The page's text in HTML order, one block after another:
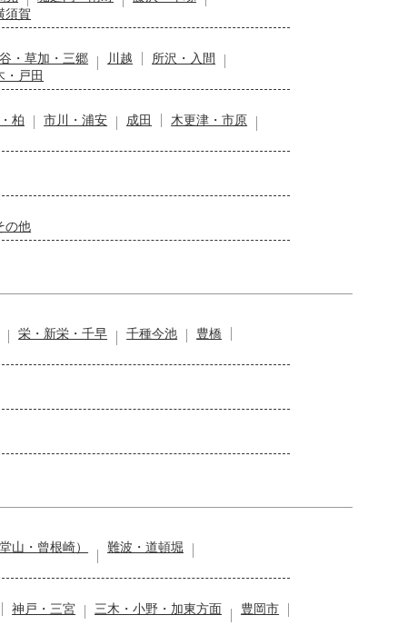
須賀
・草加・三郷 川越
所沢・入間
・戸田
柏 市川・浦安 成田
木更津・市原
の他
栄・新栄・千早 千種今池
豊橋
山・曾根崎）
難波・道頓堀
神戸・三宮 三木・小野・加東方面
豊岡市